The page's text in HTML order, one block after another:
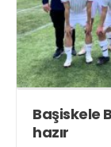
Başiskele
hazır